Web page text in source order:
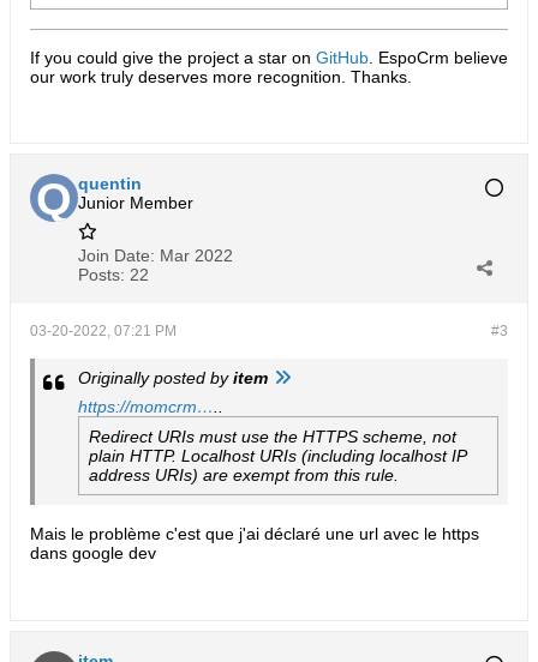
If you could give the project a star on GitHub . EspoCrm believe
our work truly deserves more recognition. Thanks.​
quentin
Junior Member
Join Date: Mar 2022
Posts: 22
#3
03-20-2022, 07:21 PM
Originally posted byitem
https://momcrm…
Redirect URIs must use the HTTPS scheme, not
plain HTTP. Localhost URIs (including localhost IP
address URIs) are exempt from this rule.
Mais le problème c'est que j'ai déclaré une url avec le https
dans google dev